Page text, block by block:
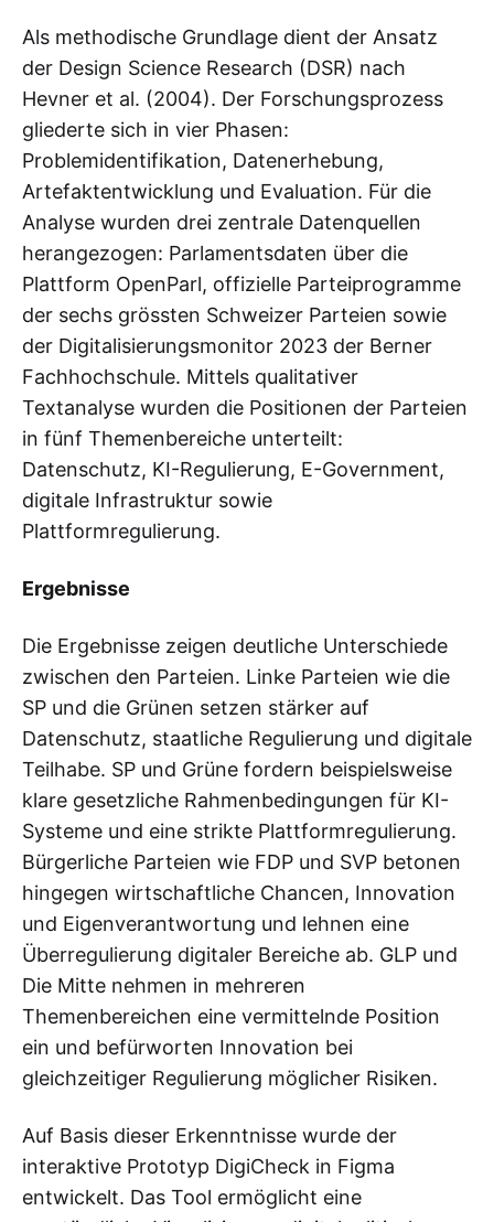
Als methodische Grundlage dient der Ansatz
der Design Science Research (DSR) nach
Hevner et al. (2004). Der Forschungsprozess
gliederte sich in vier Phasen:
Problemidentifikation, Datenerhebung,
Artefaktentwicklung und Evaluation. Für die
Analyse wurden drei zentrale Datenquellen
herangezogen: Parlamentsdaten über die
Plattform OpenParl, offizielle Parteiprogramme
der sechs grössten Schweizer Parteien sowie
der Digitalisierungsmonitor 2023 der Berner
Fachhochschule. Mittels qualitativer
Textanalyse wurden die Positionen der Parteien
in fünf Themenbereiche unterteilt:
Datenschutz, KI-Regulierung, E-Government,
digitale Infrastruktur sowie
Plattformregulierung.
Ergebnisse
Die Ergebnisse zeigen deutliche Unterschiede
zwischen den Parteien. Linke Parteien wie die
SP und die Grünen setzen stärker auf
Datenschutz, staatliche Regulierung und digitale
Teilhabe. SP und Grüne fordern beispielsweise
klare gesetzliche Rahmenbedingungen für KI-
Systeme und eine strikte Plattformregulierung.
Bürgerliche Parteien wie FDP und SVP betonen
hingegen wirtschaftliche Chancen, Innovation
und Eigenverantwortung und lehnen eine
Überregulierung digitaler Bereiche ab. GLP und
Die Mitte nehmen in mehreren
Themenbereichen eine vermittelnde Position
ein und befürworten Innovation bei
gleichzeitiger Regulierung möglicher Risiken.
Auf Basis dieser Erkenntnisse wurde der
interaktive Prototyp DigiCheck in Figma
entwickelt. Das Tool ermöglicht eine